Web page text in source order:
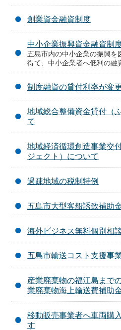
創業資金融資制度
中小企業振興資金融資制
五島市内の中小企業の振興を
得て、中小企業者へ低利の融
制度融資の貸付利率が変
地域総合整備資金貸付（
て
地域経済循環創造事業交
ジェクト）について
過疎地域の税制特例
五島市大型客船誘致補助
海外ビジネス無料個別相
五島市輸送コスト支援事
産業廃棄物の福江島まで
業廃棄物海上輸送費補助金
移動販売事業者へ車両購
す